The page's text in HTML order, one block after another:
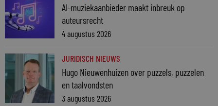
AI-muziekaanbieder maakt inbreuk op
auteursrecht
4 augustus 2026
JURIDISCH NIEUWS
Hugo Nieuwenhuizen over puzzels, puzzelen
en taalvondsten
3 augustus 2026